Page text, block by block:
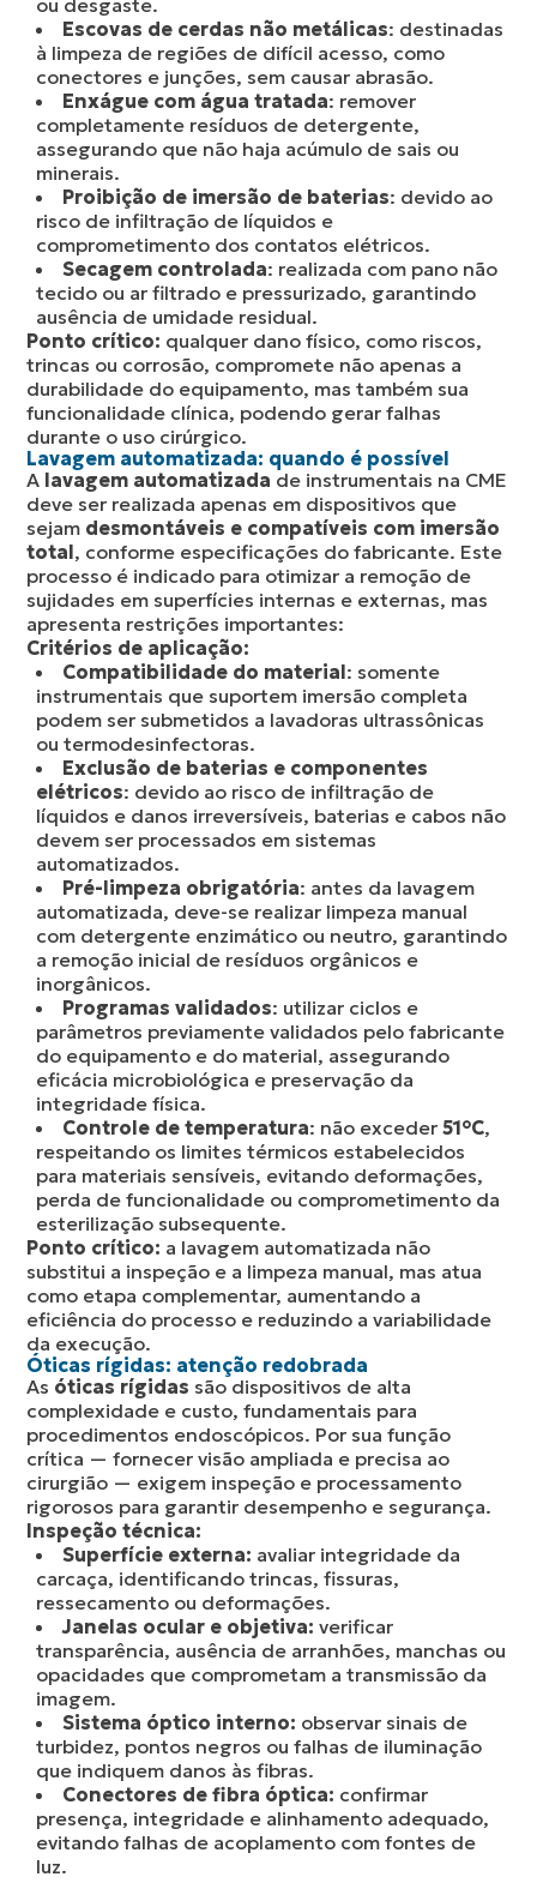
ou desgaste.
Escovas de cerdas não metálicas: destinadas
à limpeza de regiões de difícil acesso, como
conectores e junções, sem causar abrasão.
Enxágue com água tratada: remover
completamente resíduos de detergente,
assegurando que não haja acúmulo de sais ou
minerais.
Proibição de imersão de baterias: devido ao
risco de infiltração de líquidos e
comprometimento dos contatos elétricos.
Secagem controlada: realizada com pano não
tecido ou ar filtrado e pressurizado, garantindo
ausência de umidade residual.
Ponto crítico: qualquer dano físico, como riscos,
trincas ou corrosão, compromete não apenas a
durabilidade do equipamento, mas também sua
funcionalidade clínica, podendo gerar falhas
durante o uso cirúrgico.
Lavagem automatizada: quando é possível
A lavagem automatizada de instrumentais na CME
deve ser realizada apenas em dispositivos que
sejam desmontáveis e compatíveis com imersão
total, conforme especificações do fabricante. Este
processo é indicado para otimizar a remoção de
sujidades em superfícies internas e externas, mas
apresenta restrições importantes:
Critérios de aplicação:
Compatibilidade do material: somente
instrumentais que suportem imersão completa
podem ser submetidos a lavadoras ultrassônicas
ou termodesinfectoras.
Exclusão de baterias e componentes
elétricos: devido ao risco de infiltração de
líquidos e danos irreversíveis, baterias e cabos não
devem ser processados em sistemas
automatizados.
Pré-limpeza obrigatória: antes da lavagem
automatizada, deve-se realizar limpeza manual
com detergente enzimático ou neutro, garantindo
a remoção inicial de resíduos orgânicos e
inorgânicos.
Programas validados: utilizar ciclos e
parâmetros previamente validados pelo fabricante
do equipamento e do material, assegurando
eficácia microbiológica e preservação da
integridade física.
Controle de temperatura: não exceder51°C,
respeitando os limites térmicos estabelecidos
para materiais sensíveis, evitando deformações,
perda de funcionalidade ou comprometimento da
esterilização subsequente.
Ponto crítico: a lavagem automatizada não
substitui a inspeção e a limpeza manual, mas atua
como etapa complementar, aumentando a
eficiência do processo e reduzindo a variabilidade
da execução.
Óticas rígidas: atenção redobrada
As óticas rígidas são dispositivos de alta
complexidade e custo, fundamentais para
procedimentos endoscópicos. Por sua função
crítica — fornecer visão ampliada e precisa ao
cirurgião — exigem inspeção e processamento
rigorosos para garantir desempenho e segurança.
Inspeção técnica:
Superfície externa: avaliar integridade da
carcaça, identificando trincas, fissuras,
ressecamento ou deformações.
Janelas ocular e objetiva: verificar
transparência, ausência de arranhões, manchas ou
opacidades que comprometam a transmissão da
imagem.
Sistema óptico interno: observar sinais de
turbidez, pontos negros ou falhas de iluminação
que indiquem danos às fibras.
Conectores de fibra óptica: confirmar
presença, integridade e alinhamento adequado,
evitando falhas de acoplamento com fontes de
luz.